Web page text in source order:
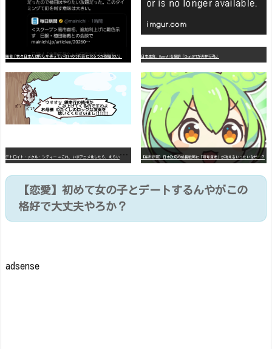
識者「我々日本人は円しか使っていないので円安になろうが問題ない」 日本生命、OpenAIを提訴「ChatGPTが非弁行為」
デ
トロイト・メタル・シティー ⇐これ、いまアニメ化したら、えらいことになってたよな？ 【高市悲報】日本政府の成長戦略に「暗号資産」が消えるいったいなぜ…？
【恋愛】初めて女の子とデートするんやがこの
格好で大丈夫やろか？
adsense